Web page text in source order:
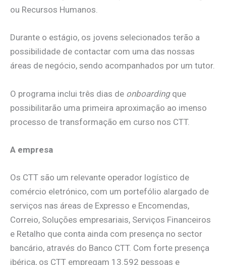
ou Recursos Humanos.
Durante o estágio, os jovens selecionados terão a
possibilidade de contactar com uma das nossas
áreas de negócio, sendo acompanhados por um tutor.
O programa inclui três dias de onboardingque
possibilitarão uma primeira aproximação ao imenso
processo de transformação em curso nos CTT.
A empresa
Os CTT são um relevante operador logístico de
comércio eletrónico, com um portefólio alargado de
serviços nas áreas de Expresso e Encomendas,
Correio, Soluções empresariais, Serviços Financeiros
e Retalho que conta ainda com presença no sector
bancário, através do Banco CTT. Com forte presença
ibérica, os CTT empregam 13.592 pessoas e